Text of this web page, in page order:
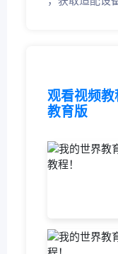
观看视频
教育版